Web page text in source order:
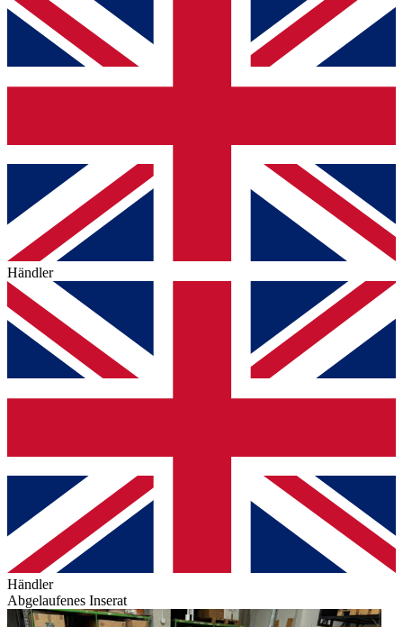
Händler
Händler
Abgelaufenes Inserat